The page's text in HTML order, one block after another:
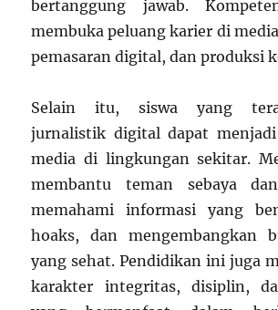
bertanggung jawab.
membuka peluang karier di
pemasaran digital, dan produksi
Selain itu, siswa yang
jurnalistik digital dapat
media di lingkungan sekitar.
membantu teman sebaya
memahami informasi yang
hoaks, dan mengembangkan
yang sehat. Pendidikan ini juga
karakter integritas, disiplin,